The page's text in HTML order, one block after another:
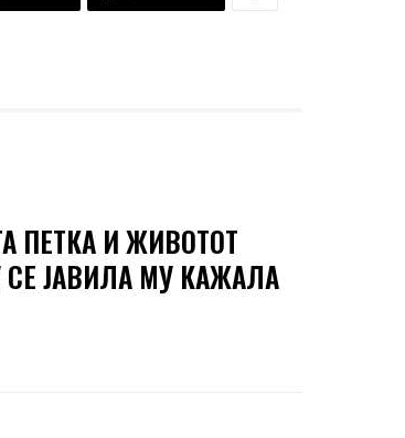
ПЕТКА И ЖИВОТОТ
ЈАВИЛА МУ КАЖАЛА